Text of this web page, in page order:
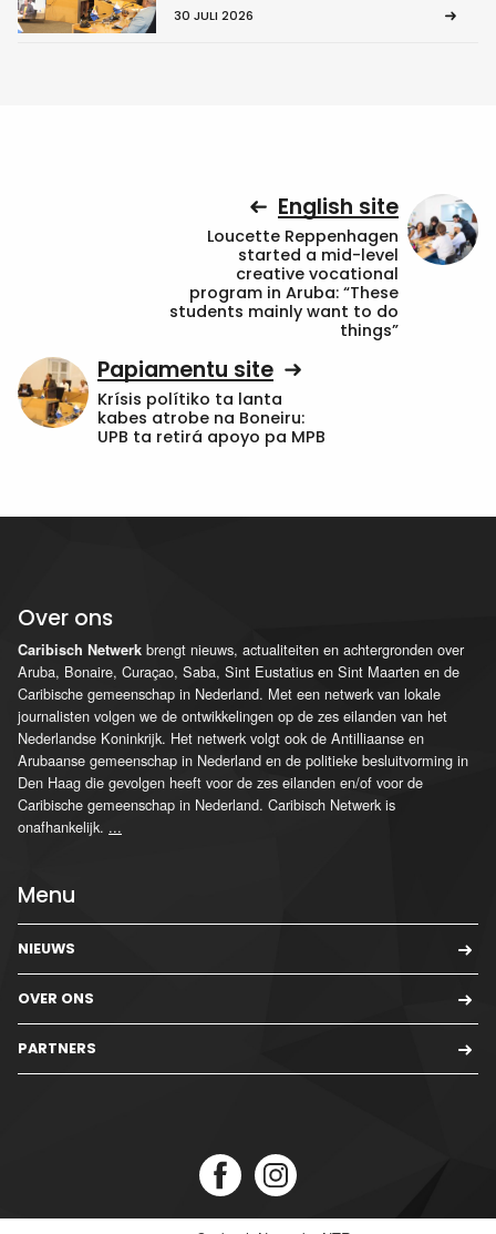
30 JULI 2026
English site
Loucette Reppenhagen
started a mid-level
creative vocational
program in Aruba: “These
students mainly want to do
things”
Papiamentu site
Krísis polítiko ta lanta
kabes atrobe na Boneiru:
UPB ta retirá apoyo pa MPB
Over ons
Caribisch Netwerk brengt nieuws, actualiteiten en achtergronden over
Aruba, Bonaire, Curaçao, Saba, Sint Eustatius en Sint Maarten en de
Caribische gemeenschap in Nederland. Met een netwerk van lokale
journalisten volgen we de ontwikkelingen op de zes eilanden van het
Nederlandse Koninkrijk. Het netwerk volgt ook de Antilliaanse en
Arubaanse gemeenschap in Nederland en de politieke besluitvorming in
Den Haag die gevolgen heeft voor de zes eilanden en/of voor de
Caribische gemeenschap in Nederland. Caribisch Netwerk is
onafhankelijk. ...
Menu
NIEUWS
OVER ONS
PARTNERS